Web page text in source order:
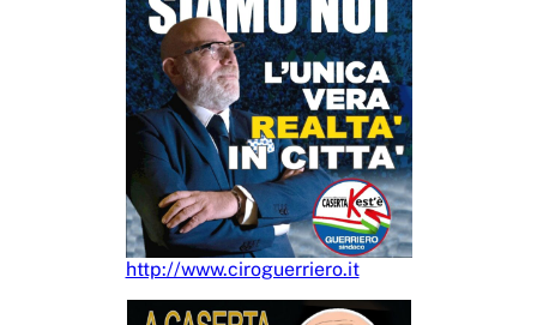
http://www.ciroguerriero.it